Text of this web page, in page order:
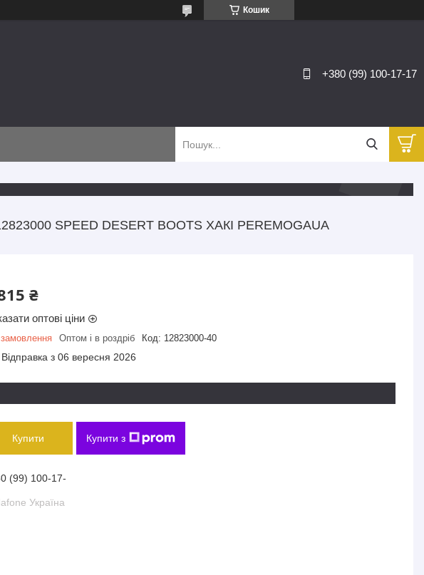
Кошик
+380 (99) 100-17-17
SPEED DESERT BOOTS ХАКІ PEREMOGAUA
₴
оптові ціни
замовлення Оптом і в роздріб Код: 12823000-40
Відправка з 06 вересня 2026
Купити Купити з
(99) 100-17-
Україна